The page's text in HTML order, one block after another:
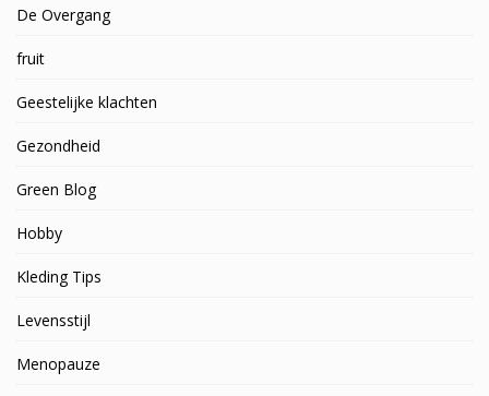
De Overgang
fruit
Geestelijke klachten
Gezondheid
Green Blog
Hobby
Kleding Tips
Levensstijl
Menopauze